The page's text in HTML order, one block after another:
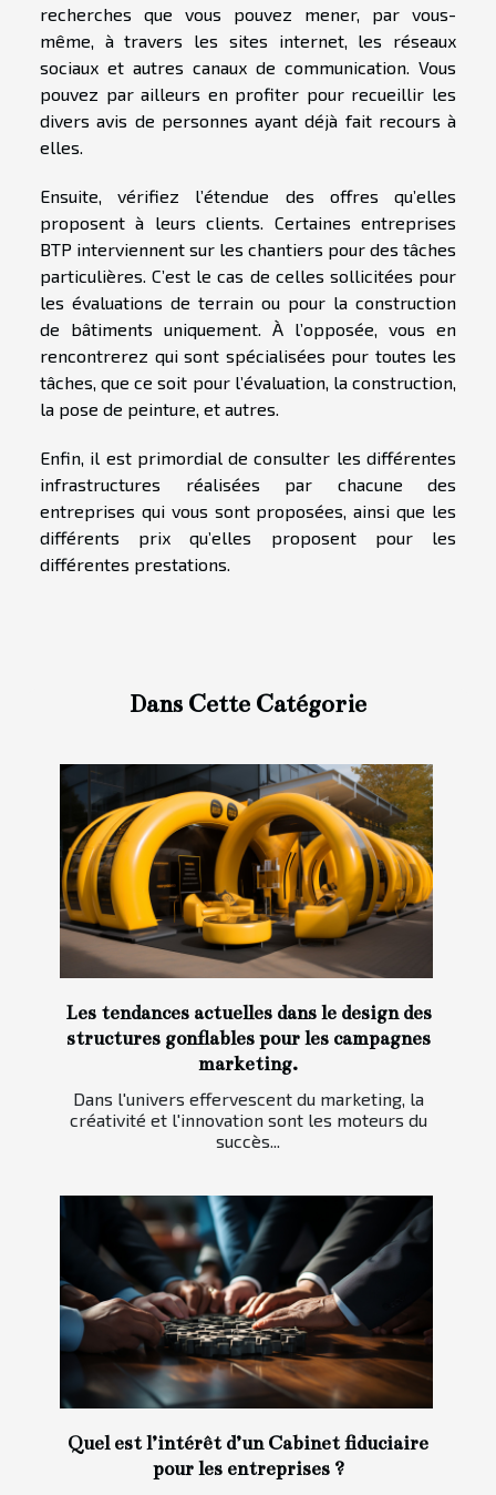
recherches que vous pouvez mener, par vous-
même, à travers les sites internet, les réseaux
sociaux et autres canaux de communication. Vous
pouvez par ailleurs en profiter pour recueillir les
divers avis de personnes ayant déjà fait recours à
elles.
Ensuite, vérifiez l’étendue des offres qu’elles
proposent à leurs clients. Certaines entreprises
BTP interviennent sur les chantiers pour des tâches
particulières. C’est le cas de celles sollicitées pour
les évaluations de terrain ou pour la construction
de bâtiments uniquement. À l’opposée, vous en
rencontrerez qui sont spécialisées pour toutes les
tâches, que ce soit pour l’évaluation, la construction,
la pose de peinture, et autres.
Enfin, il est primordial de consulter les différentes
infrastructures réalisées par chacune des
entreprises qui vous sont proposées, ainsi que les
différents prix qu’elles proposent pour les
différentes prestations.
Dans Cette Catégorie
Les tendances actuelles dans le design des
structures gonflables pour les campagnes
marketing.
Dans l'univers effervescent du marketing, la
créativité et l'innovation sont les moteurs du
succès...
Quel est l’intérêt d’un Cabinet fiduciaire
pour les entreprises ?